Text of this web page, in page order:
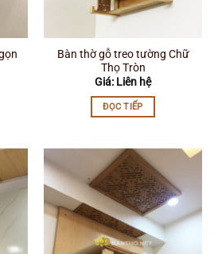
Bàn thờ gỗ treo tường Chữ
Thọ Tròn
Giá: Liên hệ
ĐỌC TIẾP